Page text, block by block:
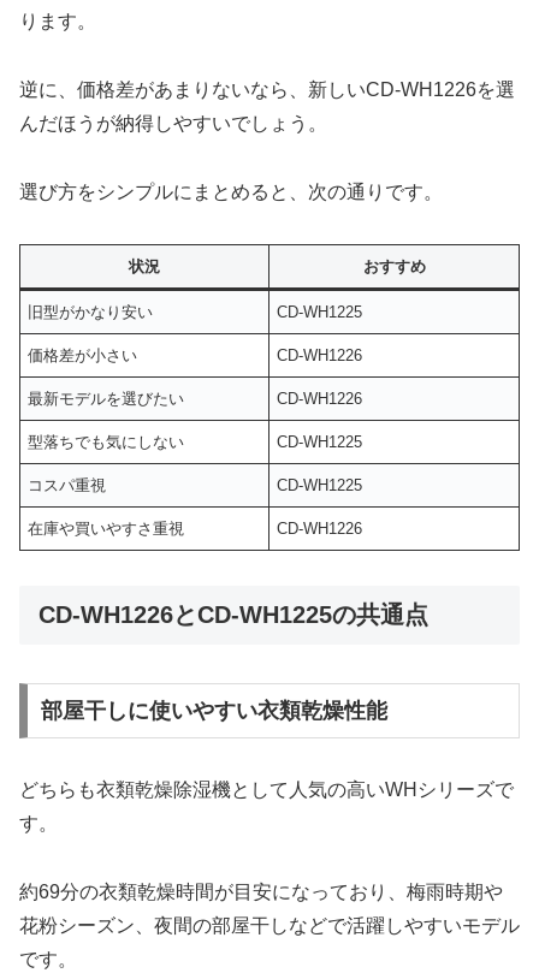
ります。
逆に、価格差があまりないなら、新しいCD-WH1226を選
んだほうが納得しやすいでしょう。
選び方をシンプルにまとめると、次の通りです。
状況 おすすめ
旧型がかなり安い CD-WH1225
価格差が小さい CD-WH1226
最新モデルを選びたい CD-WH1226
型落ちでも気にしない CD-WH1225
コスパ重視 CD-WH1225
在庫や買いやすさ重視 CD-WH1226
CD-WH1226とCD-WH1225の共通点
部屋干しに使いやすい衣類乾燥性能
どちらも衣類乾燥除湿機として人気の高いWHシリーズで
す。
約69分の衣類乾燥時間が目安になっており、梅雨時期や
花粉シーズン、夜間の部屋干しなどで活躍しやすいモデル
です。